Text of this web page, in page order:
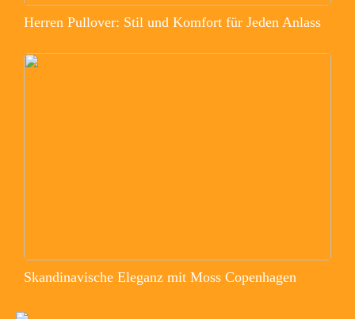
Herren Pullover: Stil und Komfort für Jeden Anlass
Skandinavische Eleganz mit Moss Copenhagen